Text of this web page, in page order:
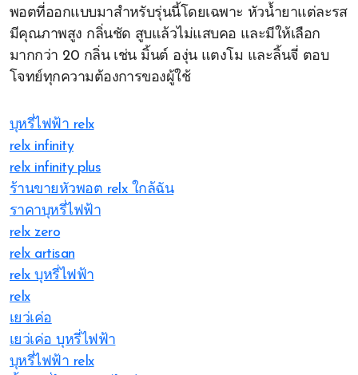
พอตที่ออกแบบมาสำหรับรุ่นนี้โดยเฉพาะ หัวน้ำยาแต่ละรส
มีคุณภาพสูง กลิ่นชัด สูบแล้วไม่แสบคอ และมีให้เลือก
มากกว่า 20 กลิ่น เช่น มิ้นต์ องุ่น แตงโม และลิ้นจี่ ตอบ
โจทย์ทุกความต้องการของผู้ใช้
บุหรี่ไฟฟ้า relx
relx infinity
relx infinity plus
ร้านขายหัวพอต relx ใกล้ฉัน
ราคาบุหรี่ไฟฟ้า
relx zero
relx artisan
relx บุหรี่ไฟฟ้า
relx
เยว่เค่อ
เยว่เค่อ บุหรี่ไฟฟ้า
บุหรี่ไฟฟ้า relx